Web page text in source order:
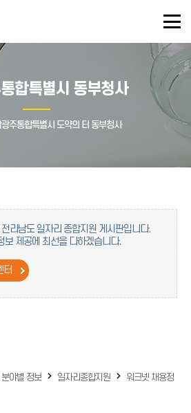
합특별시 동부청사
주통합특별시 도약의 터 동부청사
라남도 일자리 종합지원 게시판입니다.
보 제공에 최선을 다하겠습니다.
터
분야별 정보 일자리종합지원
워크넷 채용정